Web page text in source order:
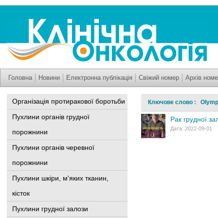
Головна Новини Електронна публікація Свіжий номер Архів
Організація протиракової боротьби
Пухлини органів грудної
порожнини
Пухлини органів черевної
порожнини
Пухлини шкіри, м'яких тканин,
кісток
Пухлини грудної залози
Ключове слово :
Рак грудної
Дата: 2022-09-01